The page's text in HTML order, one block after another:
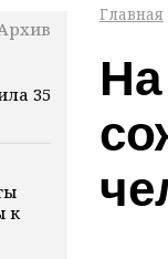
35
к
Главная